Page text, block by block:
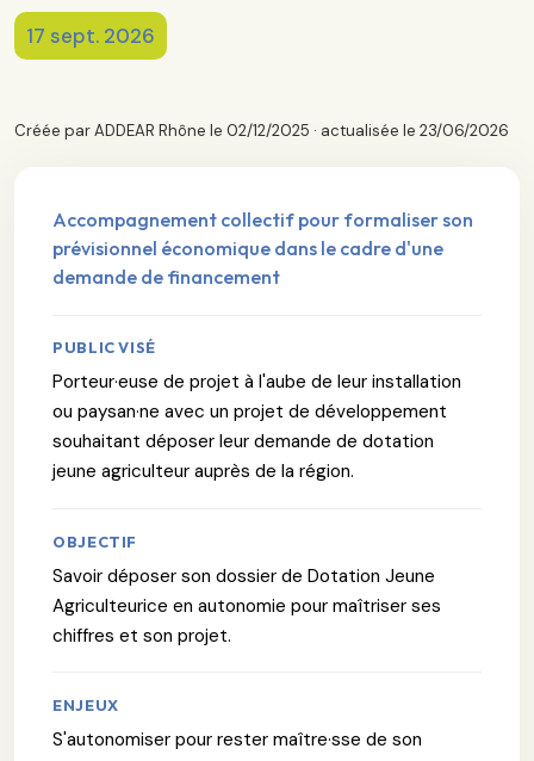
17 sept. 2026
Créée par ADDEAR Rhône le 02/12/2025 · actualisée le 23/06/2026
Accompagnement collectif pour formaliser son
prévisionnel économique dans le cadre d'une
demande de financement
PUBLIC VISÉ
Porteur·euse de projet à l'aube de leur installation
ou paysan·ne avec un projet de développement
souhaitant déposer leur demande de dotation
jeune agriculteur auprès de la région.
OBJECTIF
Savoir déposer son dossier de Dotation Jeune
Agriculteurice en autonomie pour maîtriser ses
chiffres et son projet.
ENJEUX
S'autonomiser pour rester maître·sse de son